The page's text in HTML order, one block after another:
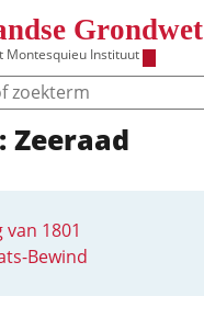
Grondwet
Montesquieu Instituut
verbergen
Zeeraad
1801
Bewind